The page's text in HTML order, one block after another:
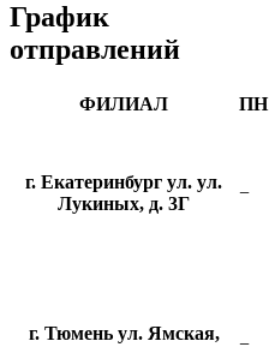
График
отправлений
ФИЛИАЛ ПН
г. Екатеринбург ул. ул.
Лукиных, д. 3Г
−
г. Тюмень ул. Ямская,